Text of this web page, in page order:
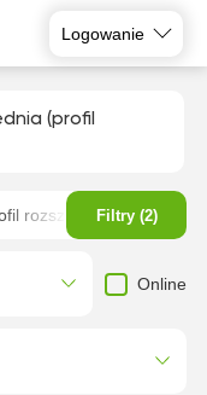
Logowanie
(profil
rozszerzony)Filtry (2)
Online